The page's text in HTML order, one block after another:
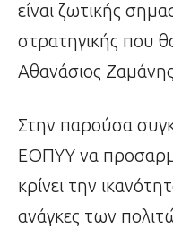
είναι ζωτικής
στρατηγικής που
Αθανάσιος
Στην παρούσα
ΕΟΠΥΥ να
κρίνει την
ανάγκες των